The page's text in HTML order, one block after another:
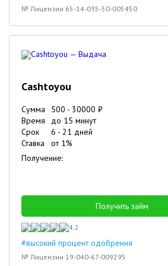
№ Лицензии 65-14-035-50-005450
Cashtoyou
Сумма 500 - 30000 ₽
Время
до 15 минут
Срок
6 - 21 дней
Ставка
от 1%
Получение:
Получить займ
4.2
#высокий процент одобрения
№ Лицензии 19-040-67-009295